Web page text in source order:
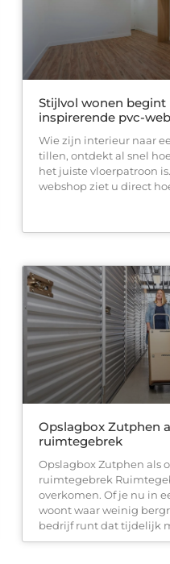
Stijlvol wonen begint
inspirerende pvc-
Wie zijn interieur naar
tillen, ontdekt al snel
het juiste vloerpatroon
webshop ziet u direct
Opslagbox Zutphen
ruimtegebrek
Opslagbox Zutphen als
ruimtegebrek
overkomen. Of je nu in
woont waar weinig
bedrijf runt dat tijdelijk